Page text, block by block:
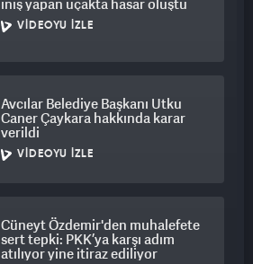
iniş yapan uçakta hasar oluştu
VIDEOYU İZLE
Avcılar Belediye Başkanı Utku
Caner Çaykara hakkında karar
verildi
VIDEOYU İZLE
Cüneyt Özdemir'den muhalefete
sert tepki: PKK’ya karşı adım
atılıyor yine itiraz ediliyor